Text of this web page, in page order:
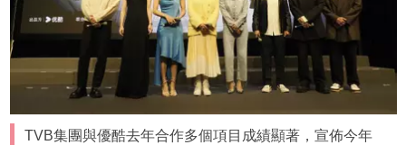
TVB集團與優酷去年合作多個項目成績顯著，宣佈今年